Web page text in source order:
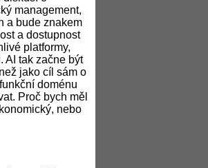
management,
a bude znakem
a dostupnost
platformy,
AI tak začne být
jako cíl sám o
doménu
Proč bych měl
nebo